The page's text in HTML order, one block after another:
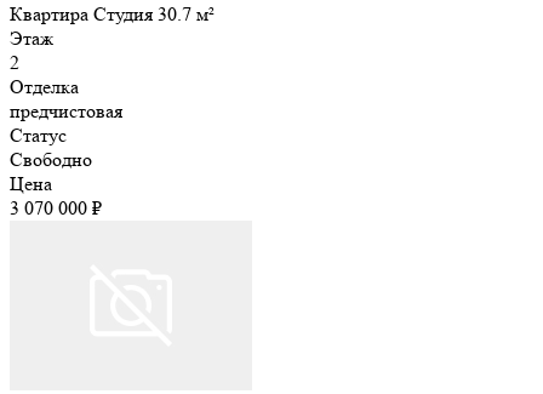
Квартира Студия 30.7 м²
Этаж
2
Отделка
предчистовая
Статус
Свободно
Цена
3 070 000 ₽